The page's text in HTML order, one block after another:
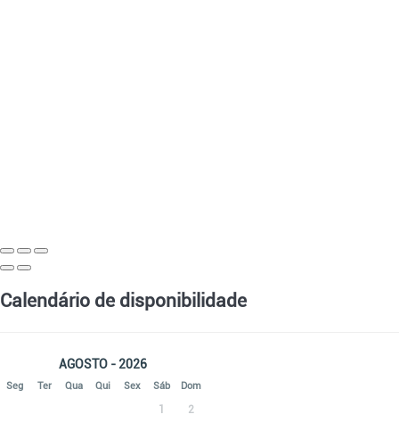
Calendário de disponibilidade
AGOSTO - 2026
Seg Ter Qua Qui Sex Sáb Dom
1 2